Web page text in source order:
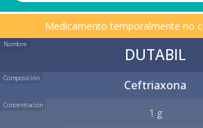
Medicamento temporalmente no
Nombre
DUTABIL
Composición Ceftriaxona
Concentración
1 g